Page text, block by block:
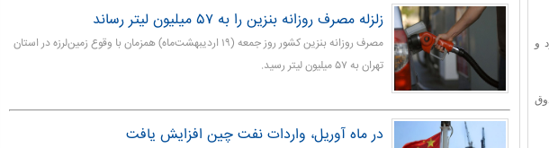
سود و
زلزله مصرف روزانه بنزین را به ۵۷ میلیون لیتر رساند
مصرف روزانه بنزین کشور روز جمعه (۱۹ اردیبهشت‌ماه) همزمان با وقوع زمین‌لرزه در استان
تهران به ۵۷ میلیون لیتر رسید.
در ماه آوریل، واردات نفت چین افزایش یافت